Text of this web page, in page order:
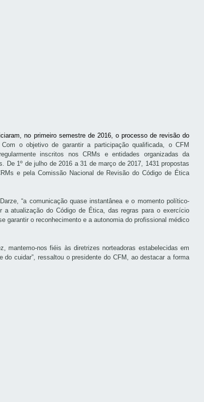
no primeiro semestre de 2016, o processo de revisão do
Com o objetivo de garantir a participação qualificada, o CFM
inscritos nos CRMs e entidades organizadas da
De 1º de julho de 2016 a 31 de março de 2017, 1431 propostas
e pela Comissão Nacional de Revisão do Código de Ética
“a comunicação quase instantânea e o momento político-
a atualização do Código de Ética, das regras para o exercício
garantir o reconhecimento e a autonomia do profissional médico
mantemo-nos fiéis às diretrizes norteadoras estabelecidas em
cuidar”, ressaltou o presidente do CFM, ao destacar a forma